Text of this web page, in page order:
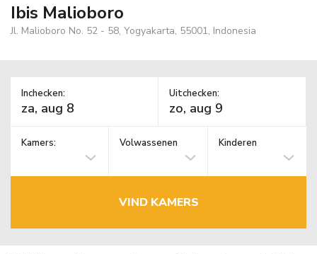
Ibis Malioboro
Jl. Malioboro No. 52 - 58, Yogyakarta, 55001, Indonesia
Inchecken: Uitchecken:
Kamers: Volwassenen Kinderen
VIND KAMERS